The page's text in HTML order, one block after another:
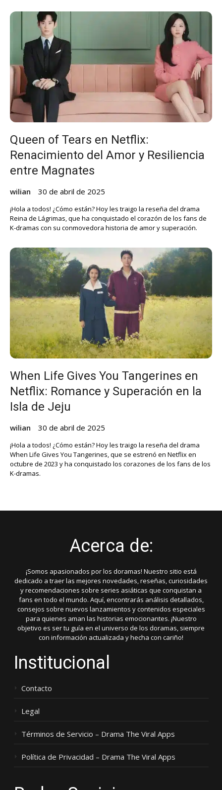
Queen of Tears en Netflix:
Renacimiento del Amor y Resiliencia
entre Magnates
wilian 30 de abril de 2025
¡Hola a todos! ¿Cómo están? Hoy les traigo la reseña del drama
Reina de Lágrimas, que ha conquistado el corazón de los fans de
K-dramas con su conmovedora historia de amor y superación.
When Life Gives You Tangerines en
Netflix: Romance y Superación en la
Isla de Jeju
wilian 30 de abril de 2025
¡Hola a todos! ¿Cómo están? Hoy les traigo la reseña del drama
When Life Gives You Tangerines, que se estrenó en Netflix en
octubre de 2023 y ha conquistado los corazones de los fans de los
K-dramas.
Acerca de:
¡Somos apasionados por los doramas! Nuestro sitio está
dedicado a traer las mejores novedades, reseñas, curiosidades
y recomendaciones sobre series asiáticas que conquistan a
fans en todo el mundo. Aquí, encontrarás análisis detallados,
consejos sobre nuevos lanzamientos y contenidos especiales
para quienes aman las historias emocionantes. ¡Nuestro
objetivo es ser tu guía en el universo de los doramas, siempre
con información actualizada y hecha con cariño!
Institucional
Contacto
Legal
Términos de Servicio – Drama The Viral Apps
Política de Privacidad – Drama The Viral Apps